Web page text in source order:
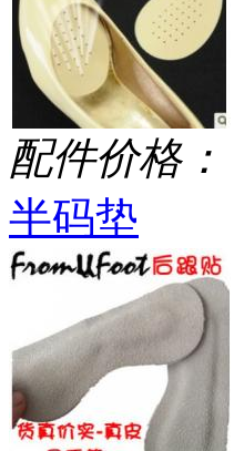
配件价格：
半码垫